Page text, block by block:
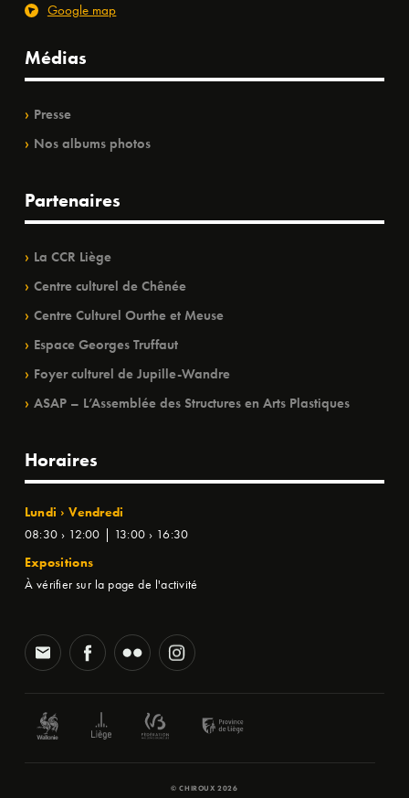
Google map
Médias
Presse
Nos albums photos
Partenaires
La CCR Liège
Centre culturel de Chênée
Centre Culturel Ourthe et Meuse
Espace Georges Truffaut
Foyer culturel de Jupille-Wandre
ASAP – L’Assemblée des Structures en Arts Plastiques
Horaires
Lundi › Vendredi
08:30 › 12:00 | 13:00 › 16:30
Expositions
À vérifier sur la page de l'activité
© CHIROUX 2026